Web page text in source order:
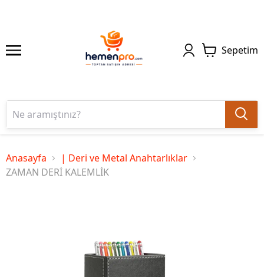
Sepetim
Anasayfa
| Deri ve Metal Anahtarlıklar
ZAMAN DERİ KALEMLİK